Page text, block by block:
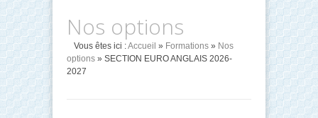
Nos options
Vous êtes ici :Accueil » Formations » Nos
options » SECTION EURO ANGLAIS 2026-
2027